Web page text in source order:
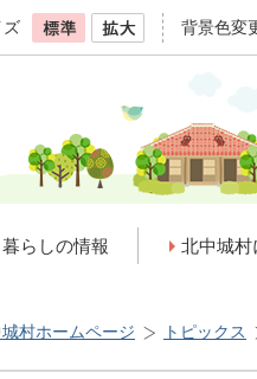
ズ 背景色変
暮らしの情報 北中城村
村ホームページ トピックス